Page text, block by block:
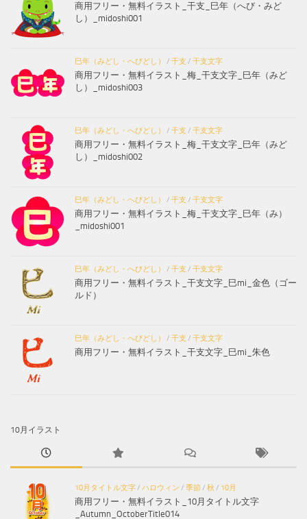
商用フリー・無料イラスト_干支_巳年（へび・みど
し）_midoshi001
巳年（みどし・へびどし） / 干支 / 干支文字
商用フリー・無料イラスト_梅_干支文字_巳年（みど
し）_midoshi003
巳年（みどし・へびどし） / 干支 / 干支文字
商用フリー・無料イラスト_梅_干支文字_巳年（みど
し）_midoshi002
巳年（みどし・へびどし） / 干支 / 干支文字
商用フリー・無料イラスト_梅_干支文字_巳年（み）
_midoshi001
巳年（みどし・へびどし） / 干支 / 干支文字
商用フリー・無料イラスト_干支文字_巳mi_金色（ゴー
ルド）
巳年（みどし・へびどし） / 干支 / 干支文字
商用フリー・無料イラスト_干支文字_巳mi_朱色
10月イラスト
10月タイトル文字/ ハロウィン / 季節/ 秋 / 10月
商用フリー・無料イラスト_10月タイトル文字
_Autumn_OctoberTitle014